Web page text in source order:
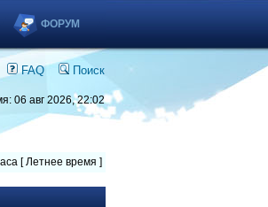
ФОРУМ
FAQ Поиск
06 авг 2026, 22:02
[ Летнее время ]